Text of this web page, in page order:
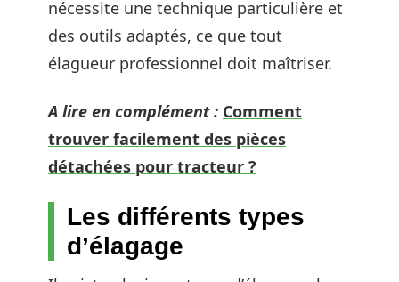
nécessite une technique particulière et
des outils adaptés, ce que tout
élagueur professionnel doit maîtriser.
A lire en complément : Comment
trouver facilement des pièces
détachées pour tracteur ?
Les différents types
d’élagage